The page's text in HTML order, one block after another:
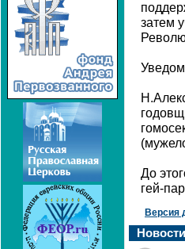
затем
До
гей-
Версия
Новости